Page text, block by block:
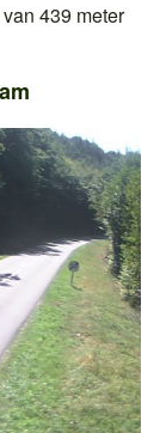
439 meter